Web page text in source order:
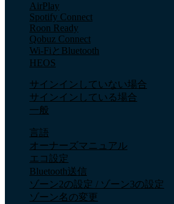
AirPlay
Spotify Connect
Roon Ready
Qobuz Connect
Wi-FiとBluetooth
HEOS
サインインしていない場合
サインインしている場合
一般
言語
オーナーズマニュアル
エコ設定
Bluetooth送信
ゾーン2の設定 / ゾーン3の設定
ゾーン名の変更